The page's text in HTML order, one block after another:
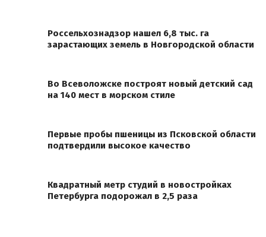
Россельхознадзор нашел 6,8 тыс. га
зарастающих земель в Новгородской области
Во Всеволожске построят новый детский сад
на 140 мест в морском стиле
Первые пробы пшеницы из Псковской области
подтвердили высокое качество
Квадратный метр студий в новостройках
Петербурга подорожал в 2,5 раза